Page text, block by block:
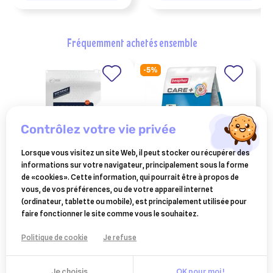
fréquemment achetés ensemble
ADVANCE-AFFINITY
advance sterilized adult
chat 1 -10 ans 10kg
49,33 €
-5%
BEAPHAR
care+, alimentation pour
hamster 700 gr
8,06 €
contrôlez votre vie privée
Lorsque vous visitez un site Web, il peut stocker ou récupérer des
informations sur votre navigateur, principalement sous la forme
de «cookies». Cette information, qui pourrait être à propos de
vous, de vos préférences, ou de votre appareil internet
(ordinateur, tablette ou mobile), est principalement utilisée pour
faire fonctionner le site comme vous le souhaitez.
Politique de cookie Je refuse
Je choisis OK pour moi !